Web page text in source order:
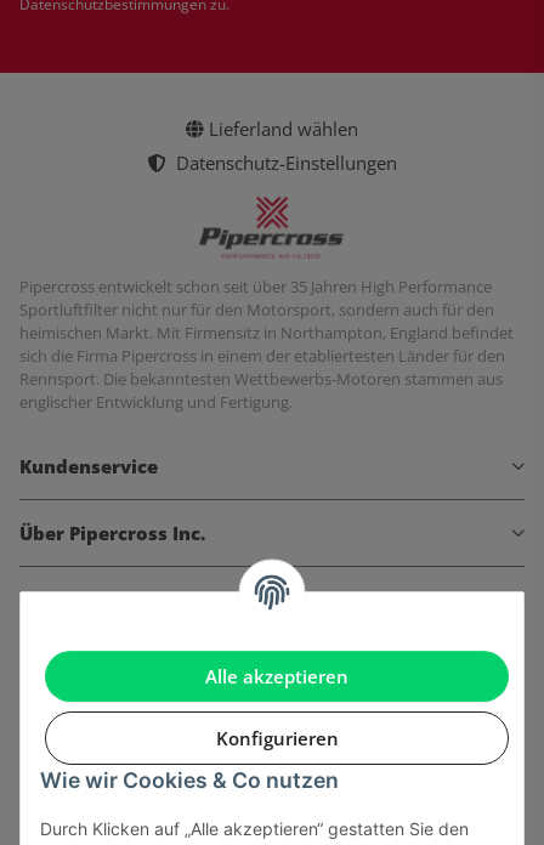
Alle akzeptieren
Konfigurieren
Wie wir Cookies & Co nutzen
Durch Klicken auf „Alle akzeptieren“ gestatten Sie den
Lieferland wählen
Datenschutz-Einstellungen
Pipercross entwickelt schon seit über 35 Jahren High Performance
Sportluftfilter nicht nur für den Motorsport, sondern auch für den
heimischen Markt. Mit Firmensitz in Northampton, England befindet
sich die Firma Pipercross in einem der etabliertesten Länder für den
Rennsport. Die bekanntesten Wettbewerbs-Motoren stammen aus
englischer Entwicklung und Fertigung.
Kundenservice
Über Pipercross Inc.
Informationen
Gesetzliche Informationen